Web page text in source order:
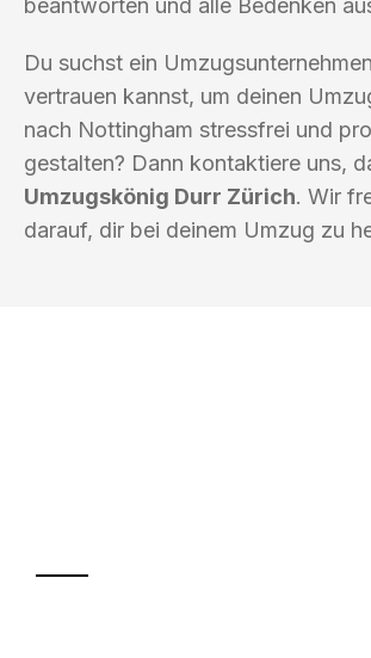
beantworten und alle Bedenken
Du suchst ein
vertrauen kannst, um deinen
nach Nottingham stressfrei und
gestalten? Dann kontaktiere uns,
Umzugskönig Durr Zürich. Wir
darauf, dir bei deinem Umzug zu